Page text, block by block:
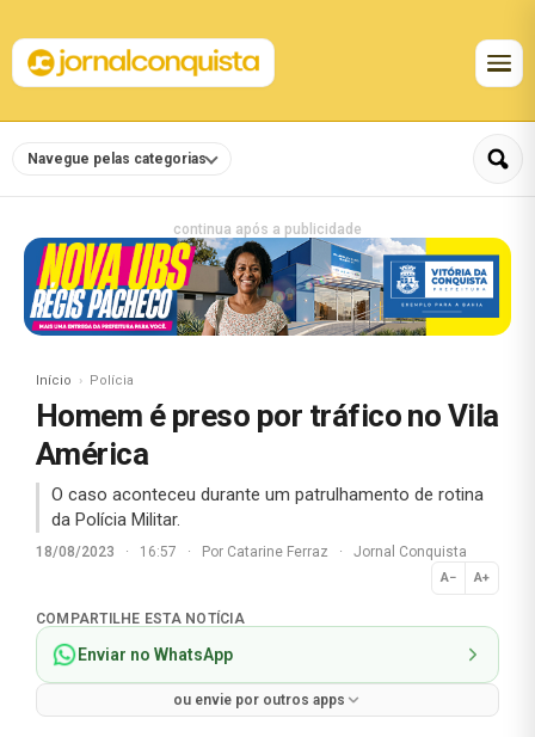
Navegue pelas categorias
continua após a publicidade
Início Polícia
Homem é preso por tráfico no Vila
América
O caso aconteceu durante um patrulhamento de rotina
da Polícia Militar.
18/08/2023 · 16:57 · Por Catarine Ferraz · Jornal Conquista
A− A+
Normal
COMPARTILHE ESTA NOTÍCIA
Enviar no WhatsApp
ou envie por outros apps